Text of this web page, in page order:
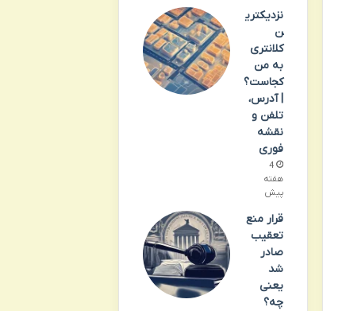
نزدیکتری
ن
کلانتری
به من
کجاست؟
| آدرس،
تلفن و
نقشه
فوری
4
هفته
پیش
قرار منع
تعقیب
صادر
شد
یعنی
چه؟